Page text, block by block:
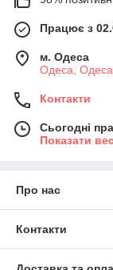
Працює з
м. Одеса
Одеса,
Контакти
Сьогодні
Показати
Про нас
Контакти